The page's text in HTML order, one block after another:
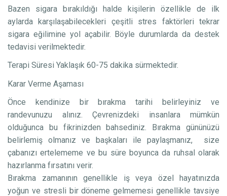
Bazen sigara bırakıldığı halde kişilerin özellikle de ilk
aylarda karşılaşabilecekleri çeşitli stres faktörleri tekrar
sigara eğilimine yol açabilir. Böyle durumlarda da destek
tedavisi verilmektedir.
Terapi Süresi Yaklaşık 60-75 dakika sürmektedir.
Karar Verme Aşaması
Önce kendinize bir bırakma tarihi belirleyiniz ve
randevunuzu alınız. Çevrenizdeki insanlara mümkün
olduğunca bu fikrinizden bahsediniz. Bırakma gününüzü
belirlemiş olmanız ve başkaları ile paylaşmanız, size
çabanızı ertelememe ve bu süre boyunca da ruhsal olarak
hazırlanma fırsatını verir.
Bırakma zamanının genellikle iş veya özel hayatınızda
yoğun ve stresli bir döneme gelmemesi genellikle tavsiye